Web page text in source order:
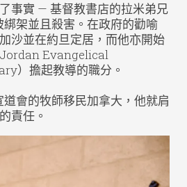
事實 — 基督教書店的拉米弟兄
架並且殺害。在政府的勸喻
沙並在約旦定居，而他亦開始
Evangelical
）擔起教導的職分。
會的牧師移民加拿大，他就肩
責任。